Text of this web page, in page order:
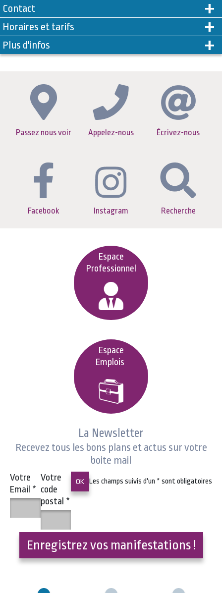
Contact
Horaires et tarifs
Plus d'infos
Passez nous voir Appelez-nous Écrivez-nous
Facebook Instagram Recherche
Espace
Professionnel
Espace
Emplois
La Newsletter
Recevez tous les bons plans et actus sur votre
boite mail
Votre
Email *
Votre
code
postal *
Les champs suivis d'un * sont obligatoires
Enregistrez vos manifestations !